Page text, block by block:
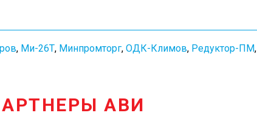
, Ми-26Т, Минпромторг, ОДК-Климов, Редуктор-ПМ,
АВИ